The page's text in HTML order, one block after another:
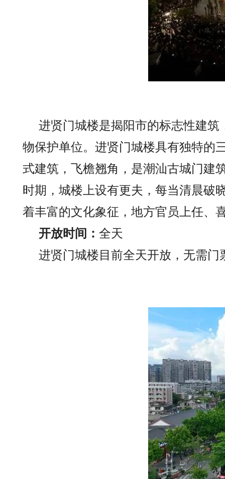
进贤门城楼是揭阳市的标志性建筑
物保护单位。进贤门城楼具有独特的
式建筑，飞檐翘角，是潮汕古城门建
时期，城楼上设有更夫，每当清晨破
着丰富的文化象征，地方官员上任、
开放时间： 全天
进贤门城楼目前全天开放，无需门